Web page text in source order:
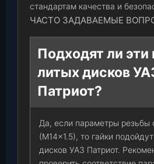
стандартам качества и
ЧАСТО ЗАДАВАЕМЫЕ
Подходят ли эти
литых дисков
Патриот?
Да, если параметры резьбы
(М14×1.5), то гайки
дисков УАЗ Патриот.